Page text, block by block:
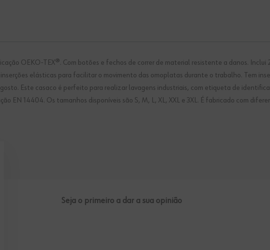
OEKO-TEX®. Com botões e fechos de correr de material resistente a danos. Inclui
elásticas para facilitar o movimento das omoplatas durante o trabalho. Tem
Este casaco é perfeito para realizar lavagens industriais, com etiqueta de
EN 14404. Os tamanhos disponíveis são S, M, L, XL, XXL e 3XL. É fabricado com
Seja o primeiro a dar a sua opinião